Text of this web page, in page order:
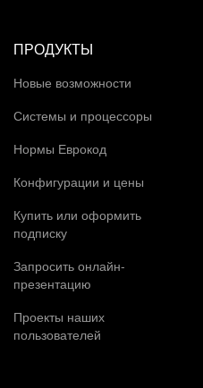
ПРОДУКТЫ
Новые возможности
Системы и процессоры
Нормы Еврокод
Конфигурации и цены
Купить или оформить
подписку
Запросить онлайн-
презентацию
Проекты наших
пользователей